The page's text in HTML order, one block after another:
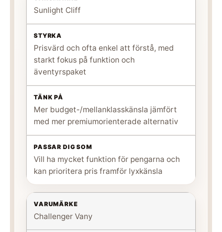
Sunlight Cliff
Prisvärd och ofta enkel att förstå, med
starkt fokus på funktion och
äventyrspaket
Mer budget-/mellanklasskänsla jämfört
med mer premiumorienterade alternativ
Vill ha mycket funktion för pengarna och
kan prioritera pris framför lyxkänsla
Challenger Vany